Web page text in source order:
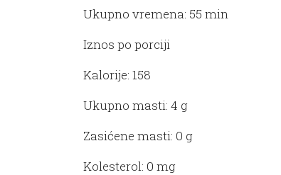
Ukupno vremena: 55 min
Iznos po porciji
Kalorije: 158
Ukupno masti: 4 g
Zasićene masti: 0 g
Kolesterol: 0 mg